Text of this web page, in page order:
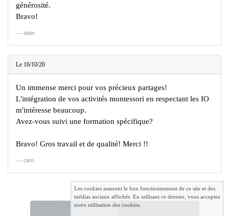
générosité.
Bravo!
anne
Le 16/10/20
Un immense merci pour vos précieux partages!
L'intégration de vos activités montessori en respectant les IO
m'intéresse beaucoup.
Avez-vous suivi une formation spécifique?
Bravo! Gros travail et de qualité! Merci !!
caro
Les cookies assurent le bon fonctionnement de ce site et des
médias sociaux affichés. En utilisant ce dernier, vous acceptez
notre utilisation des cookies.